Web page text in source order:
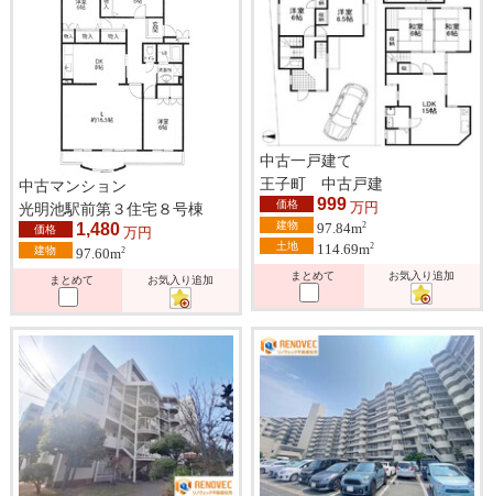
中古マンション
光明池駅前第３住宅８号棟
価格 1,480 万円
建物 97.60m2
まとめて お気入り追加
中古一戸建て
王子町 中古戸建
価格 999 万円
建物 97.84m2
土地 114.69m2
まとめて お気入り追加